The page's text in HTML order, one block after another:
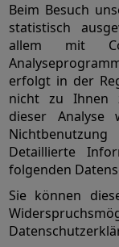
Beim Besuch
statistisch
allem mit
erfolgt in der
nicht zu Ihnen
dieser Analyse
Detaillierte
folgenden
Sie können